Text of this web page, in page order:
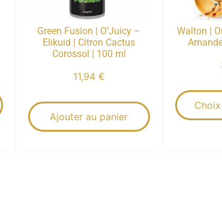
Green Fusion | O’Juicy –
Elikuid | Citron Cactus
Corossol | 100 ml
11,94 €
Ajouter au panier
Walton |